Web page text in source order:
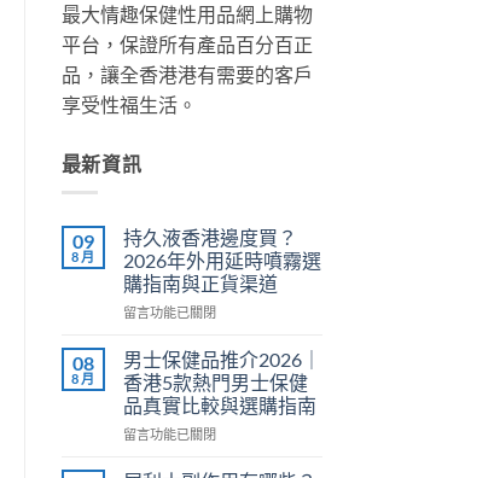
最大情趣保健性用品網上購物
平台，保證所有產品百分百正
品，讓全香港港有需要的客戶
享受性福生活。
最新資訊
09
8 月
持久液香港邊度買？
2026年外用延時噴霧選
購指南與正貨渠道
在
久
液
香
港
邊
留言功能已關閉
08
8 月
男士保健品推介2026｜
香港5款熱門男士保健
品真實比較與選購指南
在
士
留言功能已關閉